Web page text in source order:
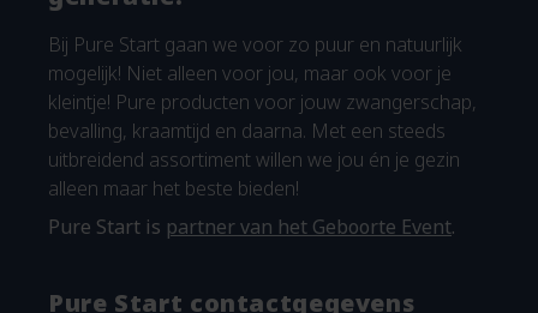
Bij Pure Start gaan we voor zo puur en natuurlijk
mogelijk! Niet alleen voor jou, maar ook voor je
kleintje! Pure producten voor jouw zwangerschap,
bevalling, kraamtijd en daarna. Met een steeds
uitbreidend assortiment willen we jou én je gezin
alleen maar het beste bieden!
Pure Start is partner van het Geboorte Event.
Pure Start contactgegevens